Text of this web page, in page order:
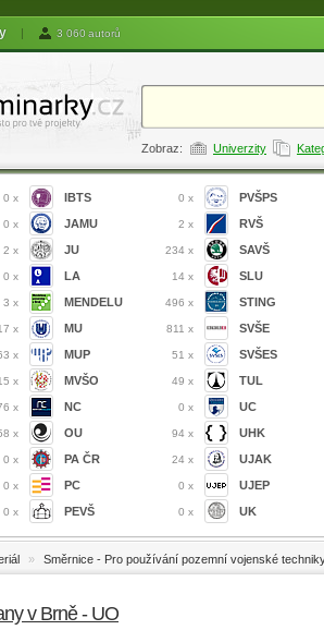
| 3 060 autorů
Zobraz: Univerzity
0 x
0 x
2 x
0 x
3 x
x
x
x
x
x
0 x
0 x
0 x
IBTS 0 x
JAMU 2 x
JU 234 x
LA 14 x
MENDELU 496 x
MU 811 x
MUP 51 x
MVŠO 49 x
NC 0 x
OU 94 x
PA ČR 24 x
PC 0 x
PEVŠ 0 x
PVŠPS
RVŠ
SAVŠ
SLU
STING
SVŠE
SVŠES
TUL
UC
UHK
UJAK
UJEP
UK
» Směrnice - Pro používání pozemní vojenské
v Brně - UO